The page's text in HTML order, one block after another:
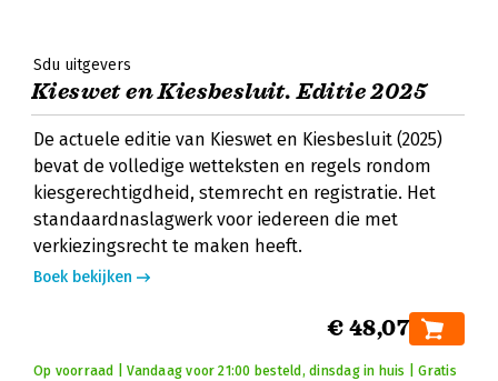
Sdu uitgevers
Kieswet en Kiesbesluit. Editie 2025
De actuele editie van Kieswet en Kiesbesluit (2025)
bevat de volledige wetteksten en regels rondom
kiesgerechtigdheid, stemrecht en registratie. Het
standaardnaslagwerk voor iedereen die met
verkiezingsrecht te maken heeft.
Boek bekijken
€ 48,07
Op voorraad | Vandaag voor 21:00 besteld, dinsdag in huis | Gratis